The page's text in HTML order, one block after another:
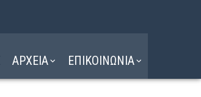
ΑΡΧΕΙΑ ΕΠΙΚΟΙΝΩΝΙΑ